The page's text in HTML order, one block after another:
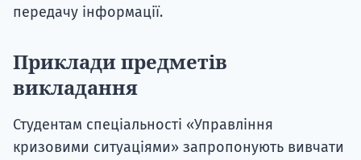
передачу інформації.
Приклади предметів
викладання
Студентам спеціальності «Управління
кризовими ситуаціями» запропонують вивчати